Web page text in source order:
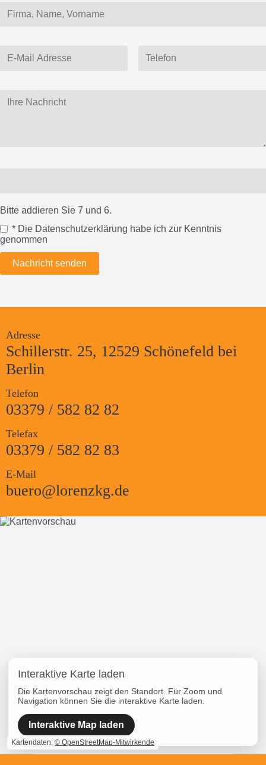
Bitte addieren Sie 7 und 6.
* Die Datenschutzerklärung habe ich zur Kenntnis
genommen
Nachricht senden
Adresse
Schillerstr. 25, 12529 Schönefeld bei
Berlin
Telefon
03379 / 582 82 82
Telefax
03379 / 582 82 83
E-Mail
buero@lorenzkg.de
Interaktive Karte laden
Die Kartenvorschau zeigt den Standort. Für Zoom und
Navigation können Sie die interaktive Karte laden.
Interaktive Map laden
Kartendaten: © OpenStreetMap-Mitwirkende